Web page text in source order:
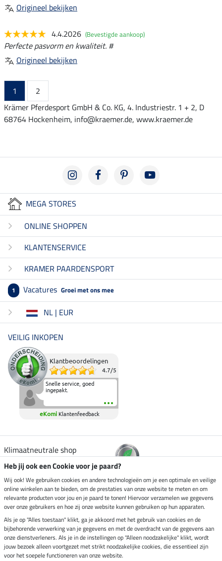
Origineel bekijken
4.4.2026 (Bevestigde aankoop)
Perfecte pasvorm en kwaliteit. #
Origineel bekijken
1
2
Krämer Pferdesport GmbH & Co. KG, 4. Industriestr. 1 + 2, D
68764 Hockenheim, info@kraemer.de, www.kraemer.de
MEGA STORES
ONLINE SHOPPEN
KLANTENSERVICE
KRAMER PAARDENSPORT
1 Vacatures Groei met ons mee
NL | EUR
VEILIG INKOPEN
Klantbeoordelingen
4.7/5
Snelle service, goed
ingepakt.
eKomi Klantenfeedback
Klimaatneutrale shop
Verzending per
Veilig betalen met
Impressum
Heb jij ook een Cookie voor je paard?
Wij ook! We gebruiken cookies en andere technologieën om je een optimale en veilige
online winkelen aan te bieden, om de prestaties van onze website te meten en om
relevante producten voor jou en je paard te tonen! Hiervoor verzamelen we gegevens
over onze gebruikers en hoe zij onze website kunnen gebruiken op hun apparaten.
Als je op "Alles toestaan" klikt, ga je akkoord met het gebruik van cookies en de
bijbehorende verwerking van je gegevens en met de overdracht van de gegevens aan
onze dienstverleners. Als je in de instellingen op "Alleen noodzakelijke" klikt, wordt
jouw bezoek alleen voortgezet met strikt noodzakelijke cookies, die essentieel zijn
voor het soepele functioneren van onze website.